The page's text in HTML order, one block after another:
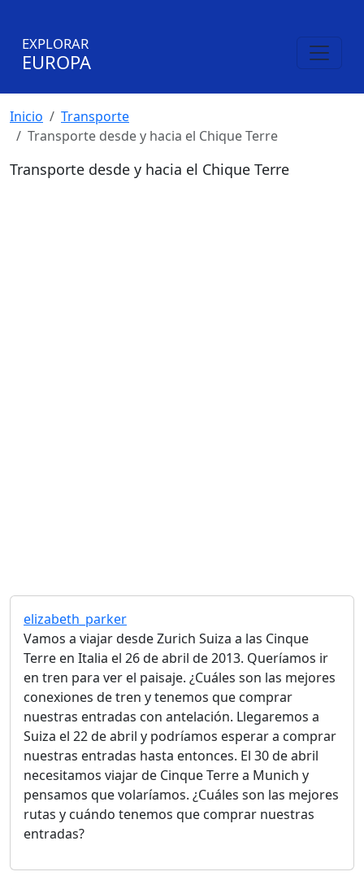
EXPLORAR
EUROPA
Inicio
Transporte
Transporte desde y hacia el Chique Terre
Transporte desde y hacia el Chique Terre
elizabeth_parker
Vamos a viajar desde Zurich Suiza a las Cinque
Terre en Italia el 26 de abril de 2013. Queríamos ir
en tren para ver el paisaje. ¿Cuáles son las mejores
conexiones de tren y tenemos que comprar
nuestras entradas con antelación. Llegaremos a
Suiza el 22 de abril y podríamos esperar a comprar
nuestras entradas hasta entonces. El 30 de abril
necesitamos viajar de Cinque Terre a Munich y
pensamos que volaríamos. ¿Cuáles son las mejores
rutas y cuándo tenemos que comprar nuestras
entradas?